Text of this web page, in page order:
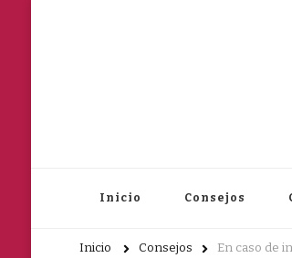
Inicio Consejos
Inicio Consejos En caso de